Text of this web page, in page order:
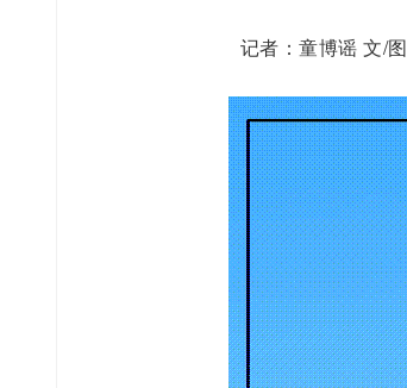
记者：童博谣 文/图